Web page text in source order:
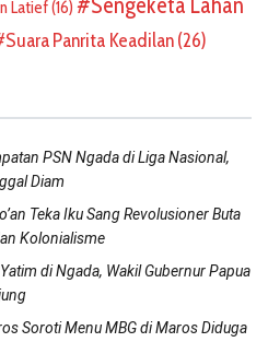
Latief(16)
Suara Panrita Keadilan(26)
PSN Ngada di Liga Nasional,
Diam
Teka Iku Sang Revolusioner Buta
Kolonialisme
di Ngada, Wakil Gubernur Papua
Soroti Menu MBG di Maros Diduga